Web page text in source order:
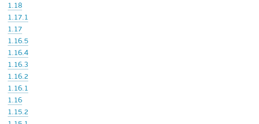
1.18
1.17.1
1.17
1.16.5
1.16.4
1.16.3
1.16.2
1.16.1
1.16
1.15.2